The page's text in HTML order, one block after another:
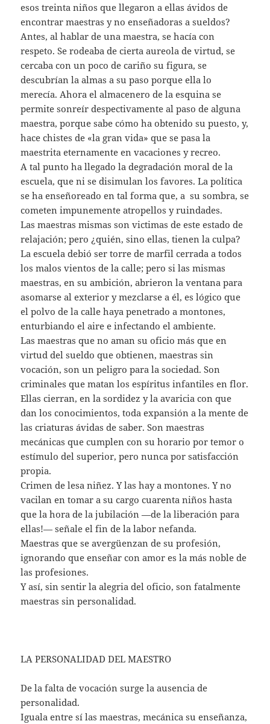
esos treinta niños que llegaron a ellas ávidos de
encontrar maestras y no enseñadoras a sueldos?
Antes, al hablar de una maestra, se hacía con
respeto. Se rodeaba de cierta aureola de virtud, se
cercaba con un poco de cariño su figura, se
descubrían la almas a su paso porque ella lo
merecía. Ahora el almacenero de la esquina se
permite sonreír despectivamente al paso de alguna
maestra, porque sabe cómo ha obtenido su puesto, y,
hace chistes de «la gran vida» que se pasa la
maestrita eternamente en vacaciones y recreo.
A tal punto ha llegado la degradación moral de la
escuela, que ni se disimulan los favores. La política
se ha enseñoreado en tal forma que, a su sombra, se
cometen impunemente atropellos y ruindades.
Las maestras mismas son victimas de este estado de
relajación; pero ¿quién, sino ellas, tienen la culpa?
La escuela debió ser torre de marfil cerrada a todos
los malos vientos de la calle; pero si las mismas
maestras, en su ambición, abrieron la ventana para
asomarse al exterior y mezclarse a él, es lógico que
el polvo de la calle haya penetrado a montones,
enturbiando el aire e infectando el ambiente.
Las maestras que no aman su oficio más que en
virtud del sueldo que obtienen, maestras sin
vocación, son un peligro para la sociedad. Son
criminales que matan los espíritus infantiles en flor.
Ellas cierran, en la sordidez y la avaricia con que
dan los conocimientos, toda expansión a la mente de
las criaturas ávidas de saber. Son maestras
mecánicas que cumplen con su horario por temor o
estímulo del superior, pero nunca por satisfacción
propia.
Crimen de lesa niñez. Y las hay a montones. Y no
vacilan en tomar a su cargo cuarenta niños hasta
que la hora de la jubilación —de la liberación para
ellas!— señale el fin de la labor nefanda.
Maestras que se avergüenzan de su profesión,
ignorando que enseñar con amor es la más noble de
las profesiones.
Y así, sin sentir la alegria del oficio, son fatalmente
maestras sin personalidad.
LA PERSONALIDAD DEL MAESTRO
De la falta de vocación surge la ausencia de
personalidad.
Iguala entre sí las maestras, mecánica su enseñanza,